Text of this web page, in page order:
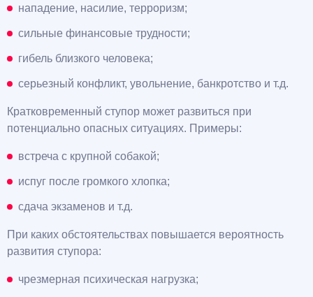
нападение, насилие, терроризм;
сильные финансовые трудности;
гибель близкого человека;
серьезный конфликт, увольнение, банкротство и т.д.
Кратковременный ступор может развиться при
потенциально опасных ситуациях. Примеры:
встреча с крупной собакой;
испуг после громкого хлопка;
сдача экзаменов и т.д.
При каких обстоятельствах повышается вероятность
развития ступора:
чрезмерная психическая нагрузка;